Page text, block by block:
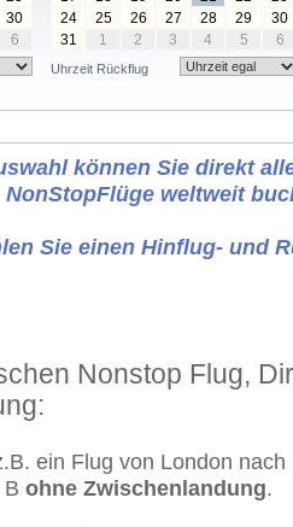
30
6
24
25 26 27 28 29
30
31
1 2 3 4 5 6
Uhrzeit Rückflug
können Sie direkt
NonStopFlüge weltweit
Sie einen Hinflug- und
Nonstop Flug,
ein Flug von London
ohne Zwischenlandung.